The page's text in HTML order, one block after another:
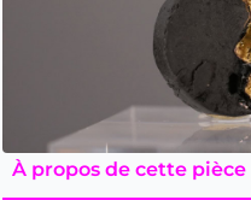
À propos de cette pièce